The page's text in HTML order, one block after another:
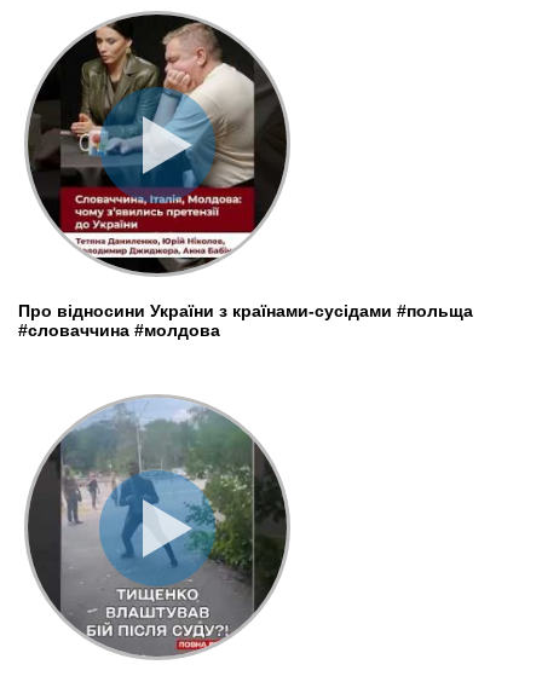
Про відносини України з країнами-сусідами #польща
#словаччина #молдова